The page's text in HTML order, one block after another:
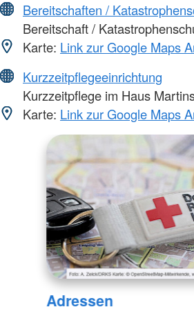
Bereitschaften /
Bereitschaft /
Karte: Link zur Google Maps
Kurzzeitpflegeeinrichtung
Kurzzeitpflege im Haus
Karte: Link zur Google Maps
Adressen